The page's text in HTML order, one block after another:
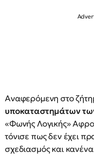
Αναφερόμενη στο
υποκαταστημάτων
«Φωνής Λογικής»
τόνισε πως δεν έχει
σχεδιασμός και